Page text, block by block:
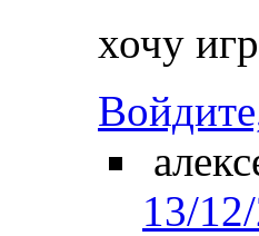
хочу
13/